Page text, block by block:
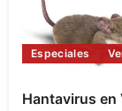
Especiales
Hantavirus en